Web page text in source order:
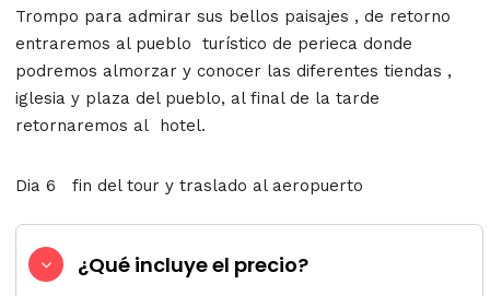
Trompo para admirar sus bellos paisajes , de retorno
entraremos al pueblo turístico de perieca donde
podremos almorzar y conocer las diferentes tiendas ,
iglesia y plaza del pueblo, al final de la tarde
retornaremos al hotel.
Dia 6 fin del tour y traslado al aeropuerto
¿Qué incluye el precio?